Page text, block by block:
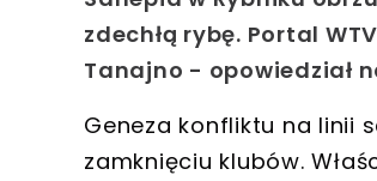
zdechłą rybę. Portal
Tanajno - opowiedział
Geneza konfliktu na linii
zamknięciu klubów.